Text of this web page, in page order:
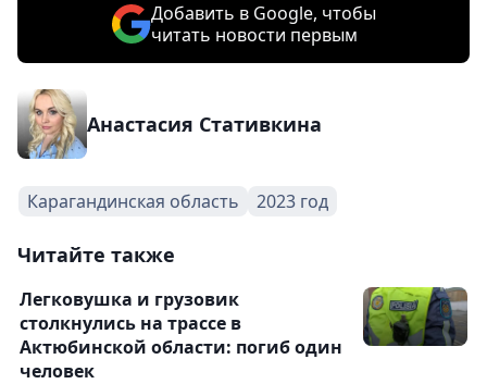
Добавить в Google, чтобы
читать новости первым
Анастасия Стативкина
Карагандинская область 2023 год
Читайте также
Легковушка и грузовик
столкнулись на трассе в
Актюбинской области: погиб один
человек